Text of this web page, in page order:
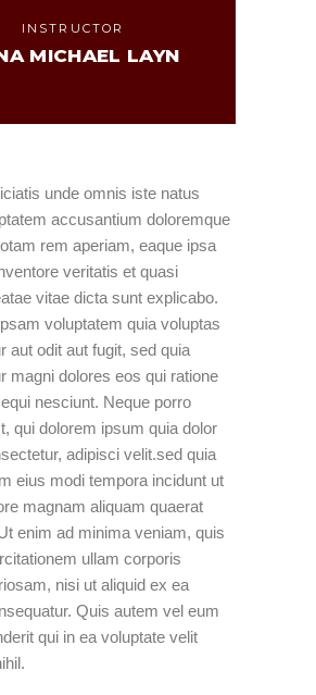
INSTRUCTOR
MICHAEL LAYN
unde omnis iste natus
accusantium doloremque
rem aperiam, eaque ipsa
veritatis et quasi
vitae dicta sunt explicabo.
voluptatem quia voluptas
aut odit aut fugit, sed quia
magni dolores eos qui ratione
nesciunt. Neque porro
qui dolorem ipsum quia dolor
adipisci velit.sed quia
eius modi tempora incidunt ut
magnam aliquam quaerat
enim ad minima veniam, quis
ullam corporis
nisi ut aliquid ex ea
Quis autem vel eum
qui in ea voluptate velit